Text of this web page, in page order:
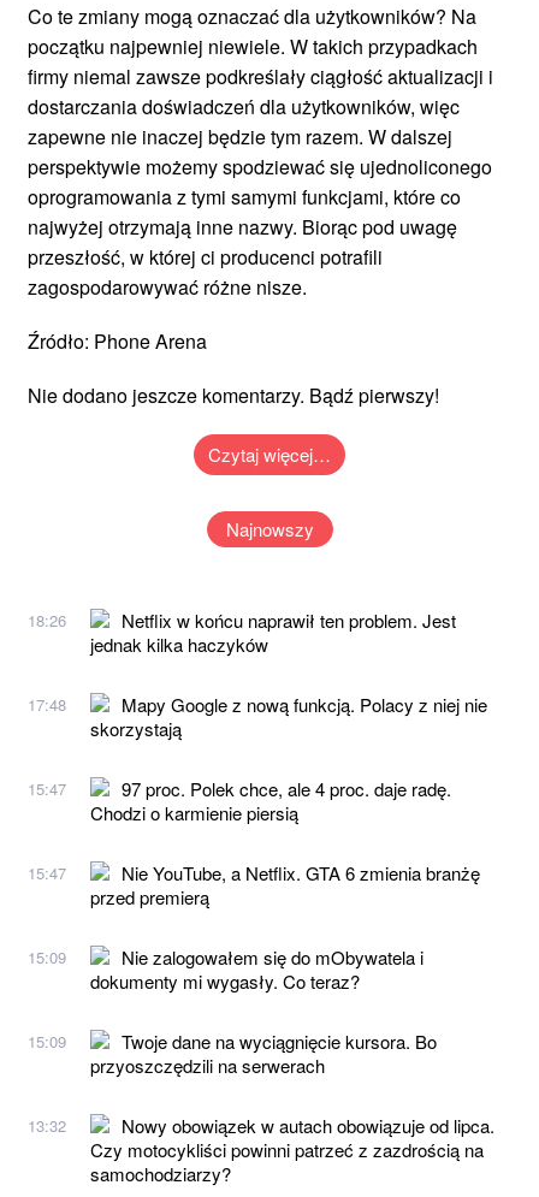
Co te zmiany mogą oznaczać dla użytkowników? Na
początku najpewniej niewiele. W takich przypadkach
firmy niemal zawsze podkreślały ciągłość aktualizacji i
dostarczania doświadczeń dla użytkowników, więc
zapewne nie inaczej będzie tym razem. W dalszej
perspektywie możemy spodziewać się ujednoliconego
oprogramowania z tymi samymi funkcjami, które co
najwyżej otrzymają inne nazwy. Biorąc pod uwagę
przeszłość, w której ci producenci potrafili
zagospodarowywać różne nisze.
Źródło: Phone Arena
Nie dodano jeszcze komentarzy. Bądź pierwszy!
Czytaj więcej…
Najnowszy
18:26
Netflix w końcu naprawił ten problem. Jest
jednak kilka haczyków
17:48
Mapy Google z nową funkcją. Polacy z niej nie
skorzystają
15:47
97 proc. Polek chce, ale 4 proc. daje radę.
Chodzi o karmienie piersią
15:47
Nie YouTube, a Netflix. GTA 6 zmienia branżę
przed premierą
15:09
Nie zalogowałem się do mObywatela i
dokumenty mi wygasły. Co teraz?
15:09
Twoje dane na wyciągnięcie kursora. Bo
przyoszczędzili na serwerach
13:32
Nowy obowiązek w autach obowiązuje od lipca.
Czy motocykliści powinni patrzeć z zazdrością na
samochodziarzy?